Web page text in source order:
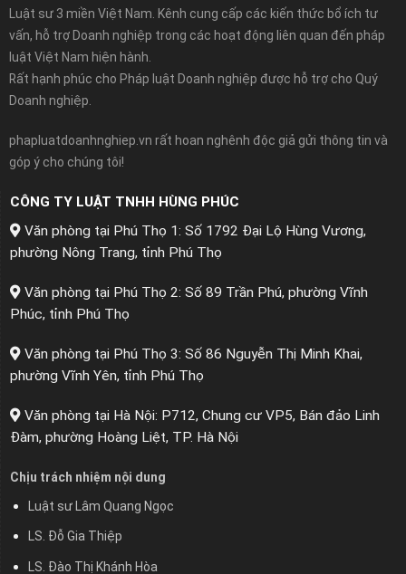
Luật sư 3 miền Việt Nam. Kênh cung cấp các kiến thức bổ ích tư
vấn, hỗ trợ Doanh nghiệp trong các hoạt động liên quan đến pháp
luật Việt Nam hiện hành.
Rất hạnh phúc cho Pháp luật Doanh nghiệp được hỗ trợ cho Quý
Doanh nghiệp.
phapluatdoanhnghiep.vn rất hoan nghênh độc giả gửi thông tin và
góp ý cho chúng tôi!
CÔNG TY LUẬT TNHH HÙNG PHÚC
Văn phòng tại Phú Thọ 1: Số 1792 Đại Lộ Hùng Vương,
phường Nông Trang, tỉnh Phú Thọ
Văn phòng tại Phú Thọ 2: Số 89 Trần Phú, phường Vĩnh
Phúc, tỉnh Phú Thọ
Văn phòng tại Phú Thọ 3: Số 86 Nguyễn Thị Minh Khai,
phường Vĩnh Yên, tỉnh Phú Thọ
Văn phòng tại Hà Nội: P712, Chung cư VP5, Bán đảo Linh
Đàm, phường Hoàng Liệt, TP. Hà Nội
Chịu trách nhiệm nội dung
Luật sư Lâm Quang Ngọc
LS. Đỗ Gia Thiệp
LS. Đào Thị Khánh Hòa